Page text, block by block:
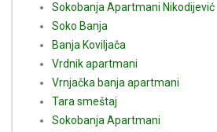
Sokobanja Apartmani Nikodijević
Soko Banja
Banja Koviljača
Vrdnik apartmani
Vrnjačka banja apartmani
Tara smeštaj
Sokobanja Apartmani